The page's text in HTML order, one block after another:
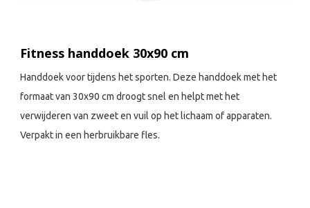
Fitness handdoek 30x90 cm
Handdoek voor tijdens het sporten. Deze handdoek met het
formaat van 30x90 cm droogt snel en helpt met het
verwijderen van zweet en vuil op het lichaam of apparaten.
Verpakt in een herbruikbare fles.